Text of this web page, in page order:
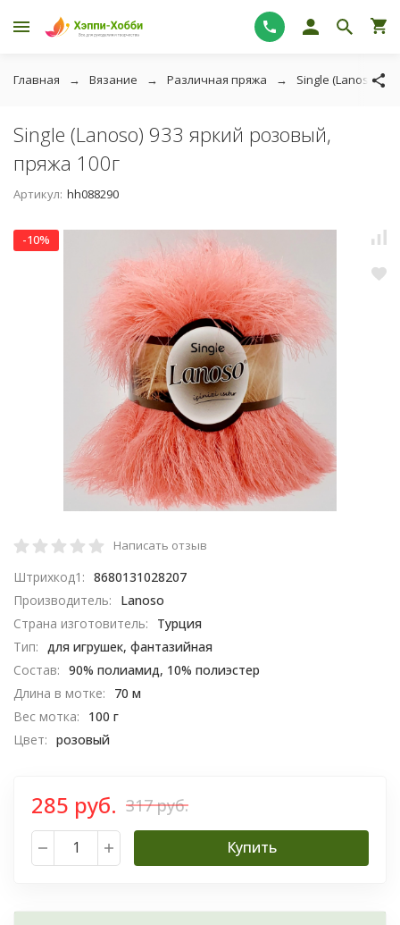
Главная Вязание Различная пряжа Single (Lanoso)
Single (Lanoso) 933 яркий розовый,
пряжа 100г
Артикул: hh088290
-10%
Написать отзыв
Штрихкод1: 8680131028207
Производитель:
Lanoso
Страна изготовитель:
Турция
Тип: для игрушек, фантазийная
Состав: 90% полиамид, 10% полиэстер
Длина в мотке:
70 м
Вес мотка:
100 г
Цвет: розовый
285 руб. 317 руб.
Купить